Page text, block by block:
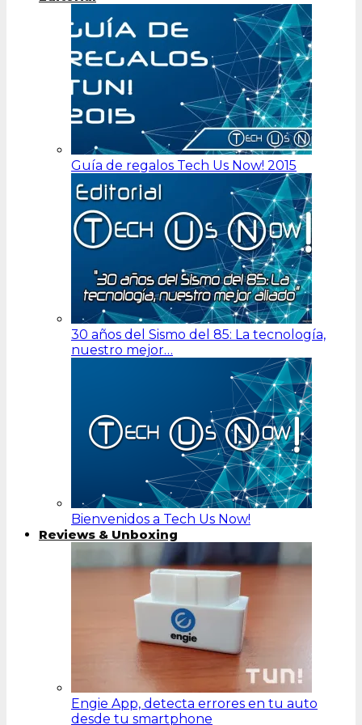
Guía de regalos Tech Us Now! 2015
30 años del Sismo del 85: La tecnología,
nuestro mejor…
Bienvenidos a Tech Us Now!
Reviews & Unboxing
Engie App, detecta errores en tu auto
desde tu smartphone